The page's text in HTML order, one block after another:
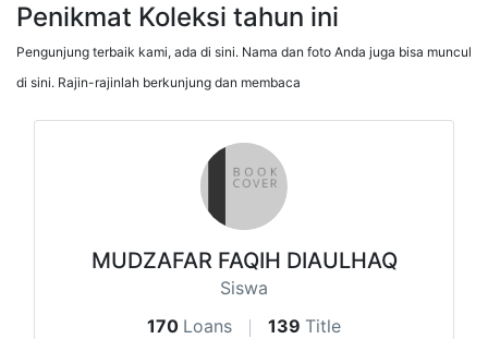
Penikmat Koleksi tahun ini
Pengunjung terbaik kami, ada di sini. Nama dan foto Anda juga bisa muncul
di sini. Rajin-rajinlah berkunjung dan membaca
MUDZAFAR FAQIH DIAULHAQ
Siswa
170 Loans 139 Title